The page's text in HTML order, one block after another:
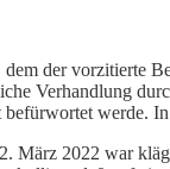
der vorzitierte
Verhandlung
werde.
März 2022 war